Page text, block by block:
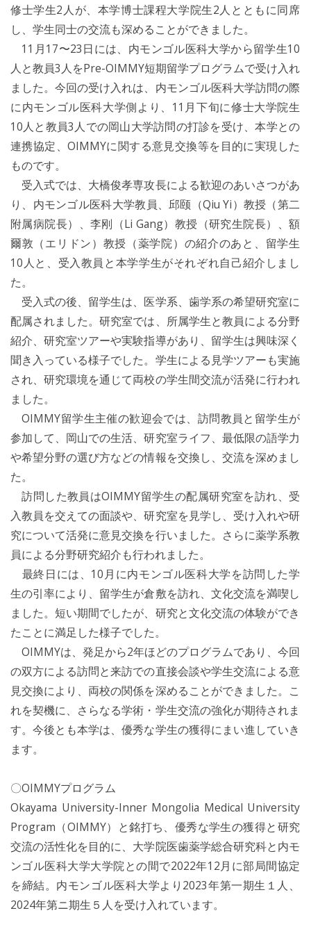
修士学生2人が、本学博士課程大学院生2人とともに同席
し、学生同士の交流も深めることができました。
11月17〜23日には、内モンゴル医科大学から留学生10
人と教員3人をPre-OIMMY短期留学プログラムで受け入れ
ました。今回の受け入れは、内モンゴル医科大学訪問の際
に内モンゴル医科大学側より、11月下旬に修士大学院生
10人と教員3人での岡山大学訪問の打診を受け、本学との
連携協定、OIMMYに関する意見交換等を目的に実現した
ものです。
受入式では、大橋俊孝専攻長による歓迎のあいさつがあ
り、内モンゴル医科大学教員、邱颐（Qiu Yi）教授（第二
附属病院長）、李刚（Li Gang）教授（研究生院長）、額
爾敦（エリドン）教授（薬学院）の紹介のあと、留学生
10人と、受入教員と本学学生がそれぞれ自己紹介しまし
た。
受入式の後、留学生は、医学系、歯学系の希望研究室に
配属されました。研究室では、所属学生と教員による分野
紹介、研究室ツアーや実験指導があり、留学生は興味深く
聞き入っている様子でした。学生による見学ツアーも実施
され、研究環境を通じて両校の学生間交流が活発に行われ
ました。
OIMMY留学生主催の歓迎会では、訪問教員と留学生が
参加して、岡山での生活、研究室ライフ、最低限の語学力
や希望分野の選び方などの情報を交換し、交流を深めまし
た。
訪問した教員はOIMMY留学生の配属研究室を訪れ、受
入教員を交えての面談や、研究室を見学し、受け入れや研
究について活発に意見交換を行いました。さらに薬学系教
員による分野研究紹介も行われました。
最終日には、10月に内モンゴル医科大学を訪問した学
生の引率により、留学生が倉敷を訪れ、文化交流を満喫し
ました。短い期間でしたが、研究と文化交流の体験ができ
たことに満足した様子でした。
OIMMYは、発足から2年ほどのプログラムであり、今回
の双方による訪問と来訪での直接会談や学生交流による意
見交換により、両校の関係を深めることができました。こ
れを契機に、さらなる学術・学生交流の強化が期待されま
す。今後とも本学は、優秀な学生の獲得にまい進していき
ます。
〇OIMMYプログラム
Okayama University-Inner Mongolia Medical University
Program（OIMMY）と銘打ち、優秀な学生の獲得と研究
交流の活性化を目的に、大学院医歯薬学総合研究科と内モ
ンゴル医科大学大学院との間で2022年12月に部局間協定
を締結。内モンゴル医科大学より2023年第一期生１人、
2024年第ニ期生５人を受け入れています。